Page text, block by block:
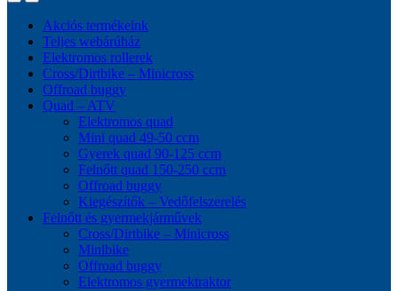
Akciós termékeink
Teljes webárúház
Elektromos rollerek
Cross/Dirtbike – Minicross
Offroad buggy
Quad – ATV
Elektromos quad
Mini quad 49-50 ccm
Gyerek quad 90-125 ccm
Felnőtt quad 150-250 ccm
Offroad buggy
Kiegészítők – Vedőfelszerelés
Felnőtt és gyermekjárművek
Cross/Dirtbike – Minicross
Minibike
Offroad buggy
Elektromos gyermektraktor